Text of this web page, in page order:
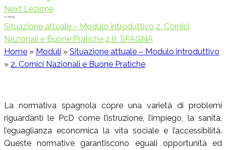
Next Lezione
2.6. SPAGNA
Situazione attuale – Modulo introduttivo 2. Cornici
Nazionali e Buone Pratiche 2.6. SPAGNA
Home » Moduli » Situazione attuale – Modulo introduttivo
» 2. Cornici Nazionali e Buone Pratiche
La normativa spagnola copre una varietà di problemi
riguardanti le PcD come l’istruzione, l’impiego, la sanità,
l’eguaglianza economica la vita sociale e l’accessibilità.
Queste normative garantiscono eguali opportunità ed